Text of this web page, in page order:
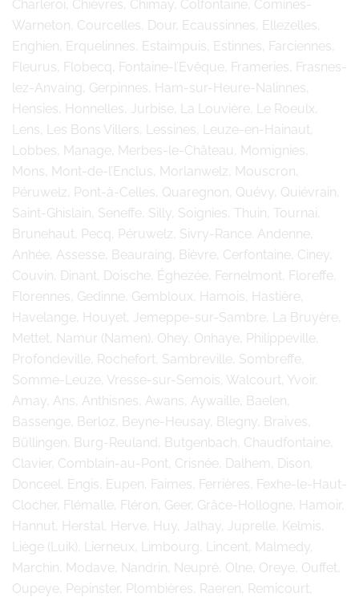
Charleroi, Chièvres, Chimay, Colfontaine, Comines-
Warneton, Courcelles, Dour, Ecaussinnes, Ellezelles,
Enghien, Erquelinnes, Estaimpuis, Estinnes, Farciennes,
Fleurus, Flobecq, Fontaine-l’Evêque, Frameries, Frasnes-
lez-Anvaing, Gerpinnes, Ham-sur-Heure-Nalinnes,
Hensies, Honnelles, Jurbise, La Louvière, Le Roeulx,
Lens, Les Bons Villers, Lessines, Leuze-en-Hainaut,
Lobbes, Manage, Merbes-le-Château, Momignies,
Mons, Mont-de-l’Enclus, Morlanwelz, Mouscron,
Péruwelz, Pont-à-Celles, Quaregnon, Quévy, Quiévrain,
Saint-Ghislain, Seneffe, Silly, Soignies, Thuin, Tournai,
Brunehaut, Pecq, Péruwelz, Sivry-Rance. Andenne,
Anhée, Assesse, Beauraing, Bièvre, Cerfontaine, Ciney,
Couvin, Dinant, Doische, Éghezée, Fernelmont, Floreffe,
Florennes, Gedinne, Gembloux, Hamois, Hastière,
Havelange, Houyet, Jemeppe-sur-Sambre, La Bruyère,
Mettet, Namur (Namen), Ohey, Onhaye, Philippeville,
Profondeville, Rochefort, Sambreville, Sombreffe,
Somme-Leuze, Vresse-sur-Semois, Walcourt, Yvoir,
Amay, Ans, Anthisnes, Awans, Aywaille, Baelen,
Bassenge, Berloz, Beyne-Heusay, Blegny, Braives,
Büllingen, Burg-Reuland, Butgenbach, Chaudfontaine,
Clavier, Comblain-au-Pont, Crisnée, Dalhem, Dison,
Donceel, Engis, Eupen, Faimes, Ferrières, Fexhe-le-Haut-
Clocher, Flémalle, Fléron, Geer, Grâce-Hollogne, Hamoir,
Hannut, Herstal, Herve, Huy, Jalhay, Juprelle, Kelmis,
Liège (Luik), Lierneux, Limbourg, Lincent, Malmedy,
Marchin, Modave, Nandrin, Neupré, Olne, Oreye, Ouffet,
Oupeye, Pepinster, Plombières, Raeren, Remicourt,